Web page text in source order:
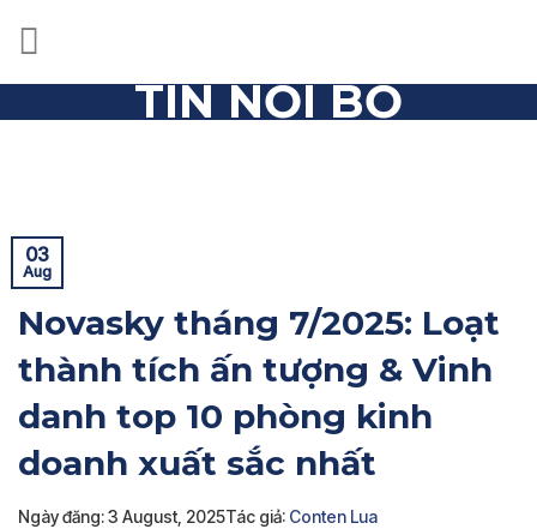
TIN NỘI BỘ
03
Aug
Novasky tháng 7/2025: Loạt
thành tích ấn tượng & Vinh
danh top 10 phòng kinh
doanh xuất sắc nhất
Ngày đăng: 3 August, 2025Tác giả: Conten Lua